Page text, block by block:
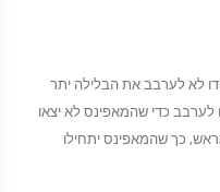
לא לערבב את הבלילה יתר
כדי שהמאפינס לא יצאו
כך שהמאפינס יתחילו